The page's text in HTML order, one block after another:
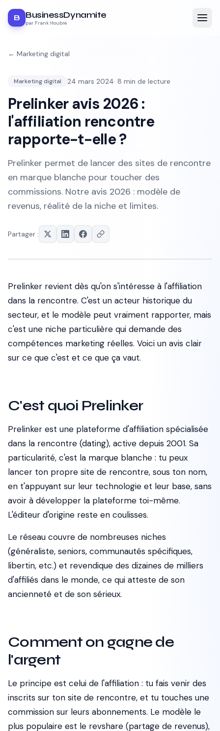
B BusinessDynamite
par Frank Houbre
← Marketing digital
Marketing digital 24 mars 2024· 8 min de lecture
Prelinker avis 2026 :
l'affiliation rencontre
rapporte-t-elle ?
Prelinker permet de lancer des sites de rencontre
en marque blanche pour toucher des
commissions. Notre avis 2026 : modèle de
revenus, réalité de la niche et limites.
Partager :
Prelinker revient dès qu'on s'intéresse à l'affiliation
dans la rencontre. C'est un acteur historique du
secteur, et le modèle peut vraiment rapporter, mais
c'est une niche particulière qui demande des
compétences marketing réelles. Voici un avis clair
sur ce que c'est et ce que ça vaut.
C'est quoi Prelinker
Prelinker est une plateforme d'affiliation spécialisée
dans la rencontre (dating), active depuis 2001. Sa
particularité, c'est la marque blanche : tu peux
lancer ton propre site de rencontre, sous ton nom,
en t'appuyant sur leur technologie et leur base, sans
avoir à développer la plateforme toi-même.
L'éditeur d'origine reste en coulisses.
Le réseau couvre de nombreuses niches
(généraliste, seniors, communautés spécifiques,
libertin, etc.) et revendique des dizaines de milliers
d'affiliés dans le monde, ce qui atteste de son
ancienneté et de son sérieux.
Comment on gagne de
l'argent
Le principe est celui de l'affiliation : tu fais venir des
inscrits sur ton site de rencontre, et tu touches une
commission sur leurs abonnements. Le modèle le
plus populaire est le revshare (partage de revenus),